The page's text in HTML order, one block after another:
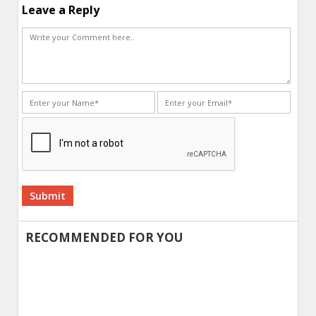
Leave a Reply
Alternative:
RECOMMENDED FOR YOU